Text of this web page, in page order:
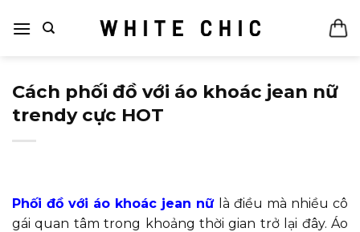
qua
Cách phối đồ với áo khoác jean nữ
trendy cực HOT
Phối đồ với áo khoác jean nữ là điều mà nhiều cô
gái quan tâm trong khoảng thời gian trở lại đây. Áo